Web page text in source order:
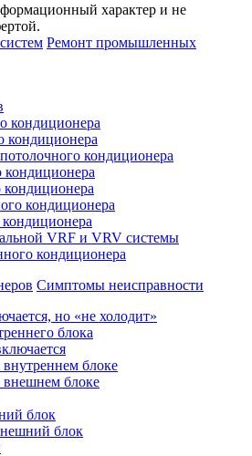
характер и не
Ремонт промышленных
кондиционера
кондиционера
кондиционера
кондиционера
кондиционера
VRF и VRV системы
кондиционера
Симптомы неисправности
но «не холодит»
блока
внутреннем блоке
внешнем блоке
блок
блок